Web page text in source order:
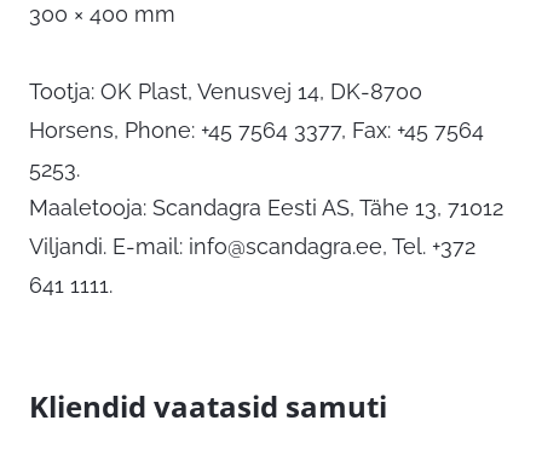
300 × 400 mm
Tootja: OK Plast, Venusvej 14, DK-8700
Horsens, Phone: +45 7564 3377, Fax: +45 7564
5253.
Maaletooja: Scandagra Eesti AS, Tähe 13, 71012
Viljandi. E-mail: info@scandagra.ee, Tel. +372
641 1111.
Kliendid vaatasid samuti